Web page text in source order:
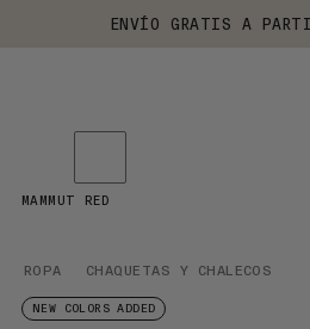
ENVÍO GRATIS A
ROPA CHAQUETAS Y CHALECOS
NEW COLORS ADDED
MAMMUT RED